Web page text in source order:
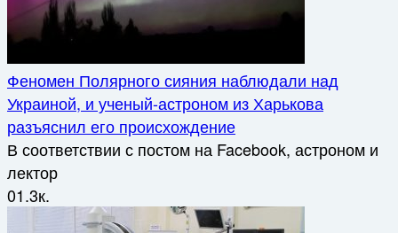
Феномен Полярного сияния наблюдали над
Украиной, и ученый-астроном из Харькова
разъяснил его происхождение
В соответствии с постом на Facebook, астроном и
лектор
01.3к.